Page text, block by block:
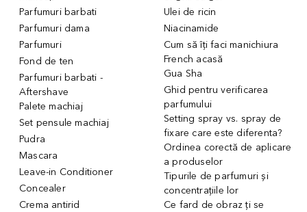
Parfumuri barbati
Parfumuri dama
Parfumuri
Fond de ten
Parfumuri barbati -
Aftershave
Palete machiaj
Set pensule machiaj
Pudra
Mascara
Leave-in Conditioner
Concealer
Crema antirid
Ulei de ricin
Niacinamide
Cum să îți faci manichiura
French acasă
Gua Sha
Ghid pentru verificarea
parfumului
Setting spray vs. spray de
fixare care este diferenta?
Ordinea corectă de aplicare
a produselor
Tipurile de parfumuri și
concentrațiile lor
Ce fard de obraz ți se